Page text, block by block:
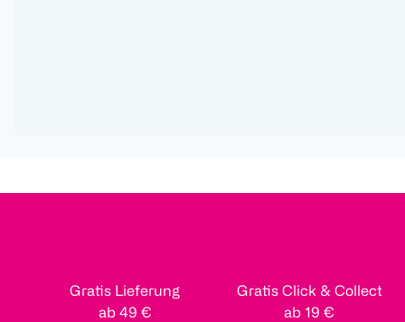
Gratis Lieferung
ab 49 €
Gratis Click & Collect
ab 19 €